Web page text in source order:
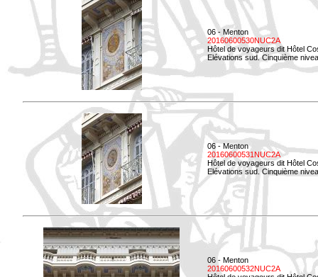
06 - Menton
20160600530NUC2A
Hôtel de voyageurs dit Hôtel
Elévations sud. Cinquième
06 - Menton
20160600531NUC2A
Hôtel de voyageurs dit Hôtel
Elévations sud. Cinquième
06 - Menton
20160600532NUC2A